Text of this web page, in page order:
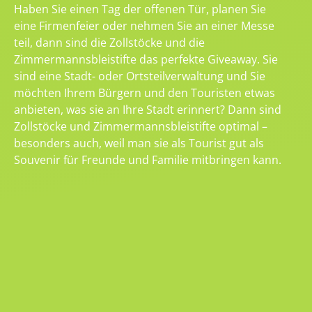
Haben Sie einen Tag der offenen Tür, planen Sie
eine Firmenfeier oder nehmen Sie an einer Messe
teil, dann sind die Zollstöcke und die
Zimmermannsbleistifte das perfekte Giveaway. Sie
sind eine Stadt- oder Ortsteilverwaltung und Sie
möchten Ihrem Bürgern und den Touristen etwas
anbieten, was sie an Ihre Stadt erinnert? Dann sind
Zollstöcke und Zimmermannsbleistifte optimal –
besonders auch, weil man sie als Tourist gut als
Souvenir für Freunde und Familie mitbringen kann.